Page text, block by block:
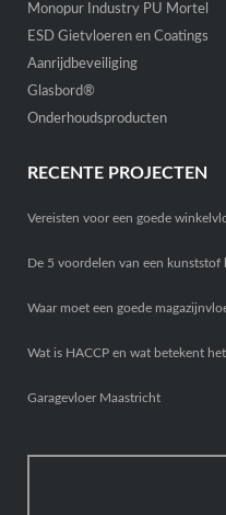
Monopur Industry PU Mortel
ESD Gietvloeren en Coatings
Aanrijdbeveiliging
Glasbord®
Onderhoudsproducten
RECENTE PROJECTEN
Vereisten voor een goede
De 5 voordelen van een kunststof
Waar moet een goede
Wat is HACCP en wat betekent
Garagevloer Maastricht